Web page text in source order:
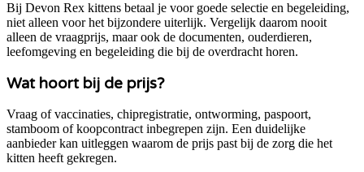
Bij Devon Rex kittens betaal je voor goede selectie en begeleiding,
niet alleen voor het bijzondere uiterlijk. Vergelijk daarom nooit
alleen de vraagprijs, maar ook de documenten, ouderdieren,
leefomgeving en begeleiding die bij de overdracht horen.
Wat hoort bij de prijs?
Vraag of vaccinaties, chipregistratie, ontworming, paspoort,
stamboom of koopcontract inbegrepen zijn. Een duidelijke
aanbieder kan uitleggen waarom de prijs past bij de zorg die het
kitten heeft gekregen.